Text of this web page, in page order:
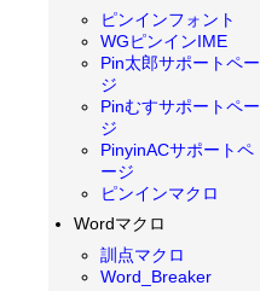
ピンインフォント
WGピンインIME
Pin太郎サポートペー
ジ
Pinむすサポートペー
ジ
PinyinACサポートペ
ージ
ピンインマクロ
Wordマクロ
訓点マクロ
Word_Breaker